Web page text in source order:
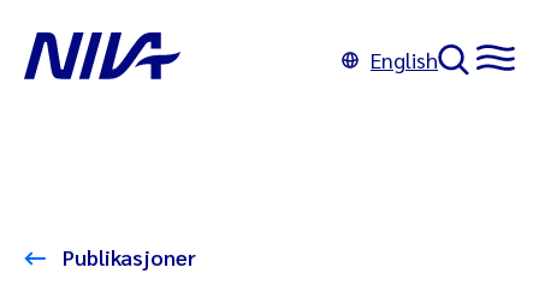
English
Publikasjoner